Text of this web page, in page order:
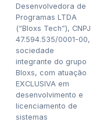
Desenvolvedora de
Programas LTDA
(“Bloxs Tech”), CNPJ
47.594.535/0001-00,
sociedade
integrante do grupo
Bloxs, com atuação
EXCLUSIVA em
desenvolvimento e
licenciamento de
sistemas